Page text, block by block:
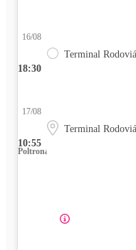
18:30
16/08
Terminal
10:55
17/08
Terminal
Poltrona